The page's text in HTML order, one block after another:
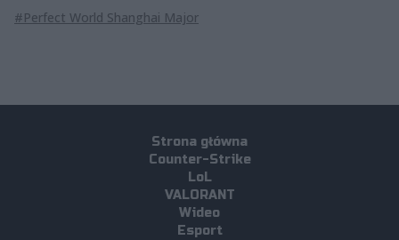
#Perfect World Shanghai Major
Strona główna
Counter-Strike
LoL
VALORANT
Wideo
Esport